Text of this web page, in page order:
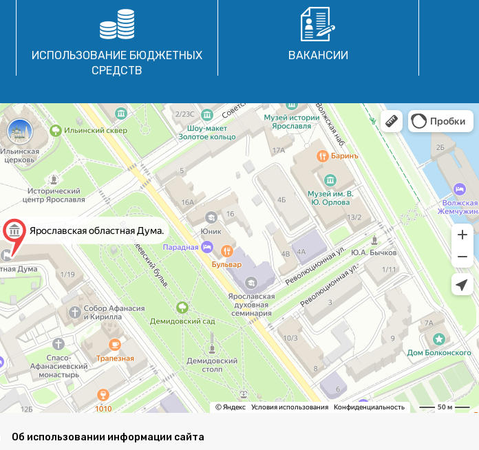
ИСПОЛЬЗОВАНИЕ БЮДЖЕТНЫХ
СРЕДСТВ
ВАКАНСИИ
Об использовании информации сайта